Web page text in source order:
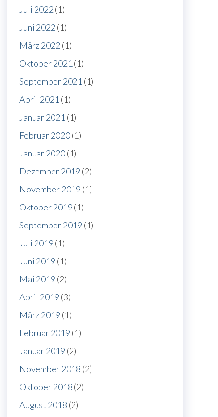
Juli 2022 (1)
Juni 2022 (1)
März 2022 (1)
Oktober 2021 (1)
September 2021 (1)
April 2021 (1)
Januar 2021 (1)
Februar 2020(1)
Januar 2020(1)
Dezember 2019 (2)
November 2019 (1)
Oktober 2019 (1)
September 2019 (1)
Juli 2019 (1)
Juni 2019 (1)
Mai 2019 (2)
April 2019 (3)
März 2019 (1)
Februar 2019 (1)
Januar 2019 (2)
November 2018 (2)
Oktober 2018 (2)
August 2018 (2)